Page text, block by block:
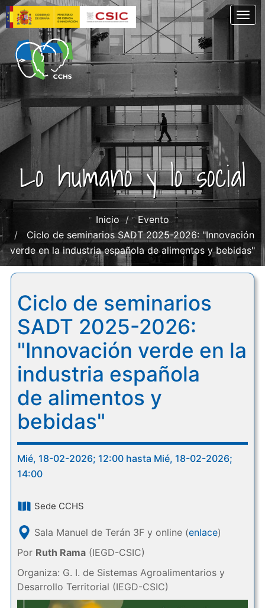
Pasar
al
contenido
principal
Lo humano y lo social
Inicio
Evento
Ciclo de seminarios SADT 2025-2026: "Innovación
verde en la industria española de alimentos y bebidas"
Ciclo de seminarios
SADT 2025-2026:
"Innovación verde en la
industria española
de alimentos y
bebidas"
Mié, 18-02-2026; 12:00 hasta Mié, 18-02-2026;
14:00
Sede CCHS
Sala Manuel de Terán 3F y online (enlace)
Por Ruth Rama(IEGD-CSIC)
Organiza: G. I. de Sistemas Agroalimentarios y
Desarrollo Territorial (IEGD-CSIC)